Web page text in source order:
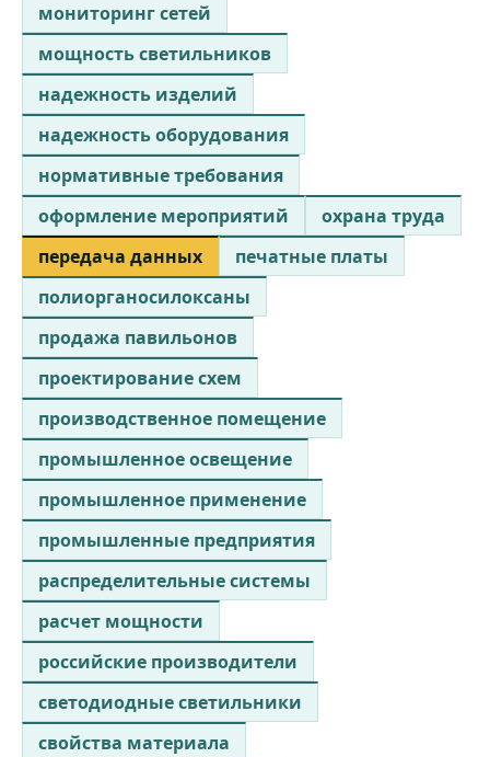
мониторинг сетей
мощность светильников
надежность изделий
надежность оборудования
нормативные требования
оформление мероприятий
охрана труда
передача данных
печатные платы
полиорганосилоксаны
продажа павильонов
проектирование схем
производственное помещение
промышленное освещение
промышленное применение
промышленные предприятия
распределительные системы
расчет мощности
российские производители
светодиодные светильники
свойства материала